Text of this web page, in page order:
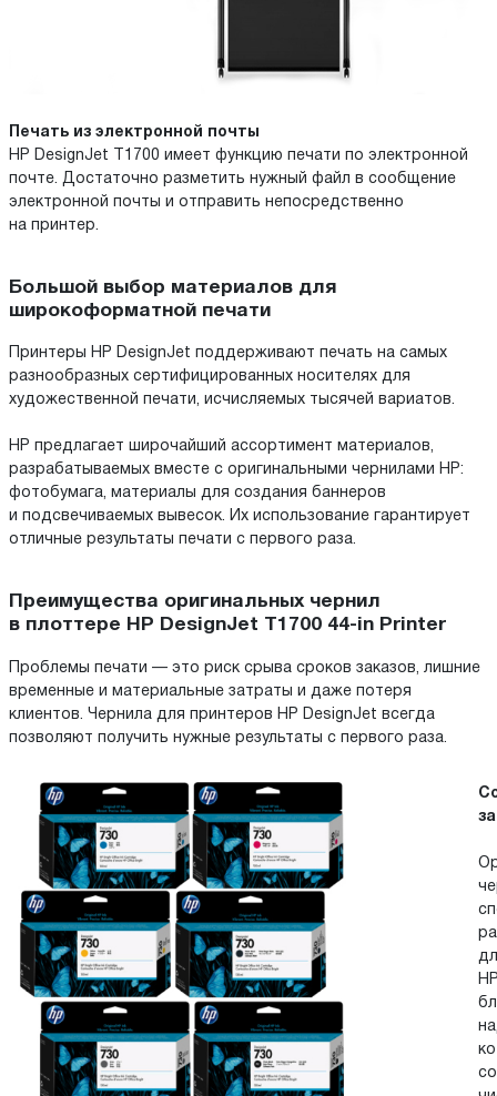
Печать из электронной почты
HP DesignJet T1700 имеет функцию печати по электронной
почте. Достаточно разметить нужный файл в сообщение
электронной почты и отправить непосредственно
на принтер.
Большой выбор материалов для
широкоформатной печати
Принтеры HP DesignJet поддерживают печать на самых
разнообразных сертифицированных носителях для
художественной печати, исчисляемых тысячей вариатов.
HP предлагает широчайший ассортимент материалов,
разрабатываемых вместе с оригинальными чернилами HP:
фотобумага, материалы для создания баннеров
и подсвечиваемых вывесок. Их использование гарантирует
отличные результаты печати с первого раза.
Преимущества оригинальных чернил
в плоттере HP DesignJet T1700 44-in Printer
Проблемы печати — это риск срыва сроков заказов, лишние
временные и материальные затраты и даже потеря
клиентов. Чернила для принтеров HP DesignJet всегда
позволяют получить нужные результаты с первого раза.